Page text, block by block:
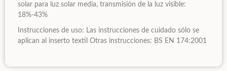
solar para luz solar media, transmisión de la luz visible:
18%-43%
Instrucciones de uso: Las instrucciones de cuidado sólo se
aplican al inserto textil Otras instrucciones: BS EN 174:2001